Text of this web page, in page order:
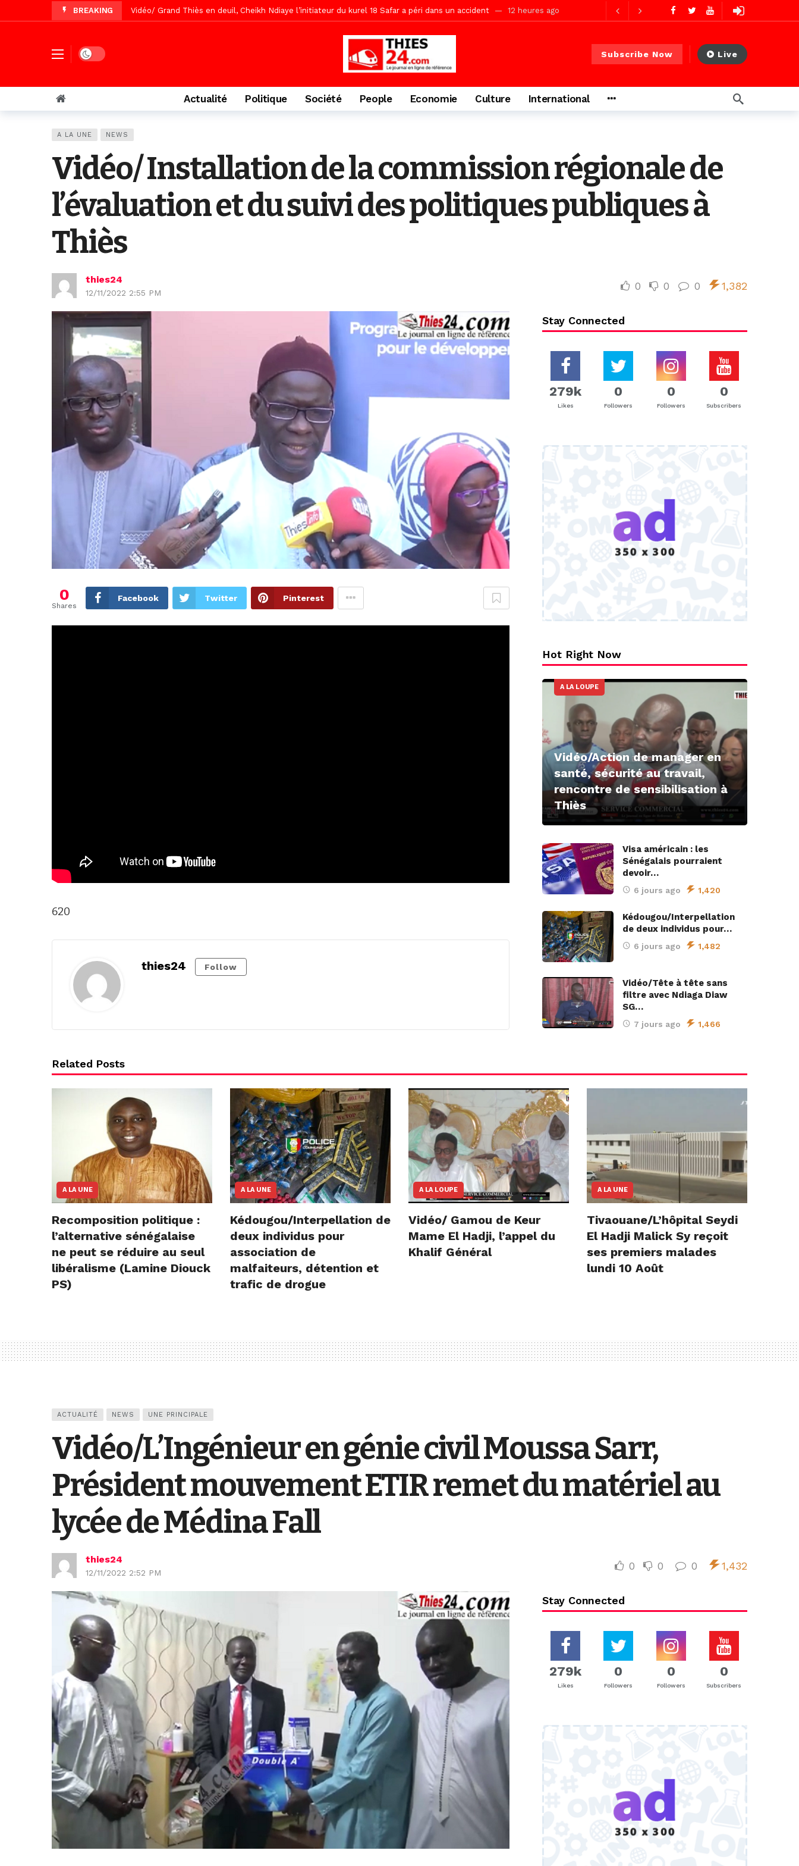
BREAKING Vidéo/Gamou Bakhdad chez Boroom Ndaam, sécurité, eau, au coeur des priorités 12 heures ago
Vidéo/Chérif Nehma Aïdara Diamaguène Nimzath Thiès, mesures annoncées pour une réussite
Tivaouane/L’hôpital Seydi El Hadji Malick Sy reçoit ses premiers malades lundi 10 Août
Recomposition politique : l’alternative sénégalaise ne peut se réduire au seul libéralisme (Lamine Diouck PS) 1 jour ago
Vidéo/ Gamou de Keur Mame El Hadji, l’appel du Khalif Général 1 jour ago
Vidéo/ Magal 2026, le train a transporté 9.651 passagers, l’équivalent de 600 minibus
Dark mode Subscribe Now Live
Actualité Politique Société People Economie Culture International
A LA UNE NEWS
Vidéo/ Installation de la commission régionale de
l’évaluation et du suivi des politiques publiques à
Thiès
thies24
12/11/2022 2:55 PM
0 0 0 1,382
0
Shares
Facebook Twitter Pinterest
620
thies24 Follow
Stay Connected
279k
Likes
0
Followers
0
Followers
0
Subscribers
Hot Right Now
A LA LOUPE
Vidéo/Action de manager en
santé, sécurité au travail,
rencontre de sensibilisation à
Thiès
Visa américain : les
Sénégalais pourraient
devoir…
6 jours ago 1,420
Kédougou/Interpellation
de deux individus pour…
6 jours ago 1,482
Vidéo/Tête à tête sans
filtre avec Ndiaga Diaw
SG…
7 jours ago 1,466
Related Posts
A LA UNE
Recomposition politique :
l’alternative sénégalaise
ne peut se réduire au seul
libéralisme (Lamine Diouck
PS)
A LA UNE
Kédougou/Interpellation de
deux individus pour
association de
malfaiteurs, détention et
trafic de drogue
A LA LOUPE
Vidéo/ Gamou de Keur
Mame El Hadji, l’appel du
Khalif Général
A LA UNE
Tivaouane/L’hôpital Seydi
El Hadji Malick Sy reçoit
ses premiers malades
lundi 10 Août
ACTUALITÉ NEWS UNE PRINCIPALE
Vidéo/L’Ingénieur en génie civil Moussa Sarr,
Président mouvement ETIR remet du matériel au
lycée de Médina Fall
thies24
12/11/2022 2:52 PM
0 0 0 1,432
Stay Connected
279k
Likes
0
Followers
0
Followers
0
Subscribers